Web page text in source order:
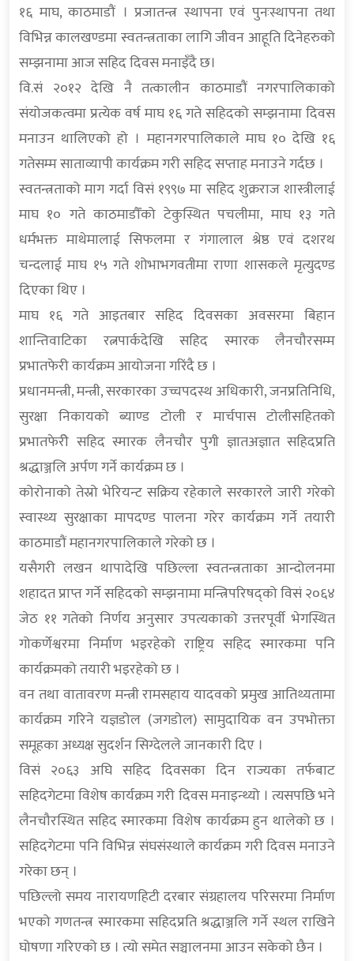
१६ माघ, काठमाडौं । प्रजातन्त्र स्थापना एवं पुनःस्थापना तथा
विभिन्न कालखण्डमा स्वतन्त्रताका लागि जीवन आहूति दिनेहरुको
सम्झनामा आज सहिद दिवस मनाइँदै छ।
वि.सं २०१२ देखि नै तत्कालीन काठमाडौं नगरपालिकाको
संयोजकत्वमा प्रत्येक वर्ष माघ १६ गते सहिदको सम्झनामा दिवस
मनाउन थालिएको हो । महानगरपालिकाले माघ १० देखि १६
गतेसम्म साताव्यापी कार्यक्रम गरी सहिद सप्ताह मनाउने गर्दछ ।
स्वतन्त्रताको माग गर्दा विसं १९९७ मा सहिद शुक्रराज शास्त्रीलाई
माघ १० गते काठमाडौँको टेकुस्थित पचलीमा, माघ १३ गते
धर्मभक्त माथेमालाई सिफलमा र गंगालाल श्रेष्ठ एवं दशरथ
चन्दलाई माघ १५ गते शोभाभगवतीमा राणा शासकले मृत्युदण्ड
दिएका थिए ।
माघ १६ गते आइतबार सहिद दिवसका अवसरमा बिहान
शान्तिवाटिका रत्नपार्कदेखि सहिद स्मारक लैनचौरसम्म
प्रभातफेरी कार्यक्रम आयोजना गरिंदै छ ।
प्रधानमन्त्री, मन्त्री, सरकारका उच्चपदस्थ अधिकारी, जनप्रतिनिधि,
सुरक्षा निकायको ब्याण्ड टोली र मार्चपास टोलीसहितको
प्रभातफेरीे सहिद स्मारक लैनचौर पुगी ज्ञातअज्ञात सहिदप्रति
श्रद्धाञ्जलि अर्पण गर्ने कार्यक्रम छ ।
कोरोनाको तेस्रो भेरियन्ट सक्रिय रहेकाले सरकारले जारी गरेको
स्वास्थ्य सुरक्षाका मापदण्ड पालना गरेर कार्यक्रम गर्ने तयारी
काठमाडौं महानगरपालिकाले गरेको छ ।
यसैगरी लखन थापादेखि पछिल्ला स्वतन्त्रताका आन्दोलनमा
शहादत प्राप्त गर्ने सहिदको सम्झनामा मन्त्रिपरिषद्को विसं २०६४
जेठ ११ गतेको निर्णय अनुसार उपत्यकाको उत्तरपूर्वी भेगस्थित
गोकर्णेश्वरमा निर्माण भइरहेको राष्ट्रिय सहिद स्मारकमा पनि
कार्यक्रमको तयारी भइरहेको छ ।
वन तथा वातावरण मन्त्री रामसहाय यादवको प्रमुख आतिथ्यतामा
कार्यक्रम गरिने यज्ञडोल (जगडोल) सामुदायिक वन उपभोक्ता
समूहका अध्यक्ष सुदर्शन सिग्देलले जानकारी दिए ।
विसं २०६३ अघि सहिद दिवसका दिन राज्यका तर्फबाट
सहिदगेटमा विशेष कार्यक्रम गरी दिवस मनाइन्थ्यो । त्यसपछि भने
लैनचौरस्थित सहिद स्मारकमा विशेष कार्यक्रम हुन थालेको छ ।
सहिदगेटमा पनि विभिन्न संघसंस्थाले कार्यक्रम गरी दिवस मनाउने
गरेका छन् ।
पछिल्लो समय नारायणहिटी दरबार संग्रहालय परिसरमा निर्माण
भएको गणतन्त्र स्मारकमा सहिदप्रति श्रद्धाञ्जलि गर्ने स्थल राखिने
घोषणा गरिएको छ । त्यो समेत सञ्चालनमा आउन सकेको छैन ।